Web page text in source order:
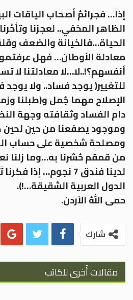
إذاً… فجرائمُ أصحاب الياقات
الظاهر المخفي.. لعجزنا
الحياة…فالخيانة والضعف
معادلة الأوطان… فهل
أنفسهم؟!..لا…لا معادلتنا لا
للتغيير( يوجد فساد.. ولا
الإصلاح مهما جُمل و(طبلنا
دام الفساد وثقافته وجهة
وموجود يصفعنا من حين
ومصلحة شخصية على حساب
من قمقم حُشرنا به…وما زلنا
لدينا فندق 7 نجوم…
الدول العربية الشقيقة…!).
حمى اللهُ الأردن.
شارك
مقالات أُخرى للكاتب